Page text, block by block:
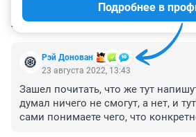
КОММЕНТАРИИ 53
Рэй Донован
Подробнее в
23 августа 2022, 13:43
Зашел почитать, что же тут
думал ничего не смогут, а нет, и
сами понимаете чего, что